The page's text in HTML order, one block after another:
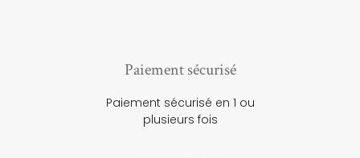
Paiement sécurisé
Paiement sécurisé en 1 ou
plusieurs fois